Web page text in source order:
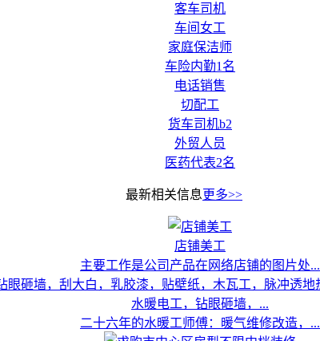
客车司机
车间女工
家庭保洁师
车险内勤1名
电话销售
切配工
货车司机b2
外贸人员
医药代表2名
最新相关信息更多>>
店铺美工
主要工作是公司产品在网络店铺的图片处...
水暖电工，钻眼砸墙，...
二十六年的水暖工师傅：暖气维修改造，...